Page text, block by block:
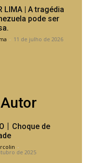
LIMA | A tragédia
pode ser
- 11 de julho de 2026
丨Choque de
-
de 2025